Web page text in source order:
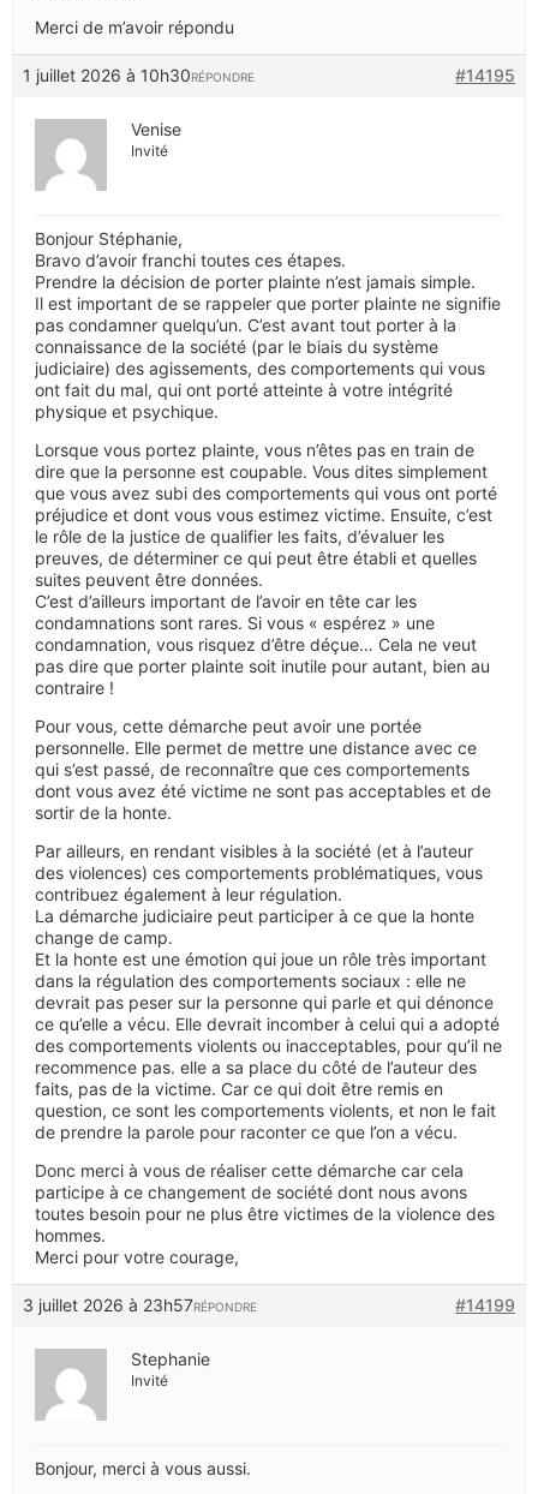
Merci de m’avoir répondu
1 juillet 2026 à 10h30 #14195
RÉPONDRE
Venise
Invité
Bonjour Stéphanie,
Bravo d’avoir franchi toutes ces étapes.
Prendre la décision de porter plainte n’est jamais simple.
Il est important de se rappeler que porter plainte ne signifie
pas condamner quelqu’un. C’est avant tout porter à la
connaissance de la société (par le biais du système
judiciaire) des agissements, des comportements qui vous
ont fait du mal, qui ont porté atteinte à votre intégrité
physique et psychique.
Lorsque vous portez plainte, vous n’êtes pas en train de
dire que la personne est coupable. Vous dites simplement
que vous avez subi des comportements qui vous ont porté
préjudice et dont vous vous estimez victime. Ensuite, c’est
le rôle de la justice de qualifier les faits, d’évaluer les
preuves, de déterminer ce qui peut être établi et quelles
suites peuvent être données.
C’est d’ailleurs important de l’avoir en tête car les
condamnations sont rares. Si vous « espérez » une
condamnation, vous risquez d’être déçue… Cela ne veut
pas dire que porter plainte soit inutile pour autant, bien au
contraire !
Pour vous, cette démarche peut avoir une portée
personnelle. Elle permet de mettre une distance avec ce
qui s’est passé, de reconnaître que ces comportements
dont vous avez été victime ne sont pas acceptables et de
sortir de la honte.
Par ailleurs, en rendant visibles à la société (et à l’auteur
des violences) ces comportements problématiques, vous
contribuez également à leur régulation.
La démarche judiciaire peut participer à ce que la honte
change de camp.
Et la honte est une émotion qui joue un rôle très important
dans la régulation des comportements sociaux : elle ne
devrait pas peser sur la personne qui parle et qui dénonce
ce qu’elle a vécu. Elle devrait incomber à celui qui a adopté
des comportements violents ou inacceptables, pour qu’il ne
recommence pas. elle a sa place du côté de l’auteur des
faits, pas de la victime. Car ce qui doit être remis en
question, ce sont les comportements violents, et non le fait
de prendre la parole pour raconter ce que l’on a vécu.
Donc merci à vous de réaliser cette démarche car cela
participe à ce changement de société dont nous avons
toutes besoin pour ne plus être victimes de la violence des
hommes.
Merci pour votre courage,
3 juillet 2026 à 23h57 #14199
RÉPONDRE
Stephanie
Invité
Bonjour, merci à vous aussi.